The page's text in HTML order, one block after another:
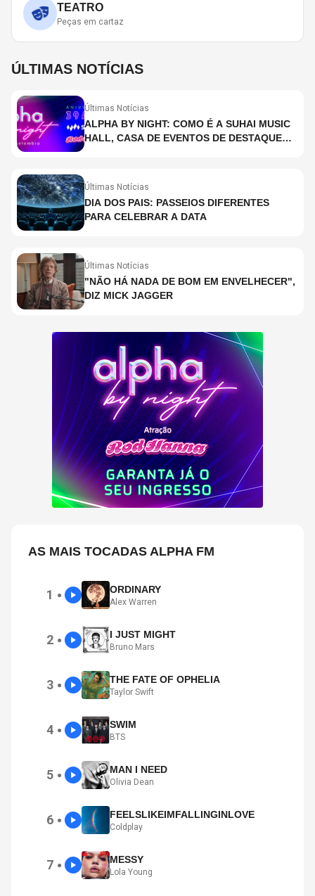
TEATRO
Peças em cartaz
ÚLTIMAS NOTÍCIAS
Últimas Notícias
ALPHA BY NIGHT: COMO É A SUHAI MUSIC
HALL, CASA DE EVENTOS DE DESTAQUE
Últimas Notícias
DIA DOS PAIS: PASSEIOS DIFERENTES
PARA CELEBRAR A DATA
Últimas Notícias
"NÃO HÁ NADA DE BOM EM ENVELHECER",
DIZ MICK JAGGER
AS MAIS TOCADAS ALPHA FM
1 ● ORDINARY
Alex Warren
2 ● I JUST MIGHT
Bruno Mars
3 ● THE FATE OF OPHELIA
Taylor Swift
4 ● SWIM
BTS
5 ● MAN I NEED
Olivia Dean
6 ● FEELSLIKEIMFALLINGINLOVE
Coldplay
7 ● MESSY
Lola Young